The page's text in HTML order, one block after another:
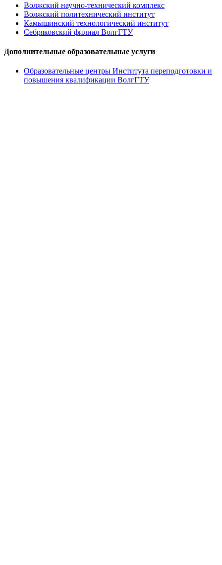
Волжский научно-технический комплекс
Волжский политехнический институт
Камышинский технологический институт
Себряковский филиал ВолгГТУ
Дополнительные образовательные услуги
Образовательные центры Института переподготовки и
повышения квалификации ВолгГТУ